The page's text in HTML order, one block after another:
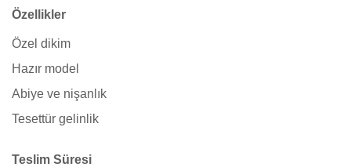
Özellikler
Özel dikim
Hazır model
Abiye ve nişanlık
Tesettür gelinlik
Teslim Süresi